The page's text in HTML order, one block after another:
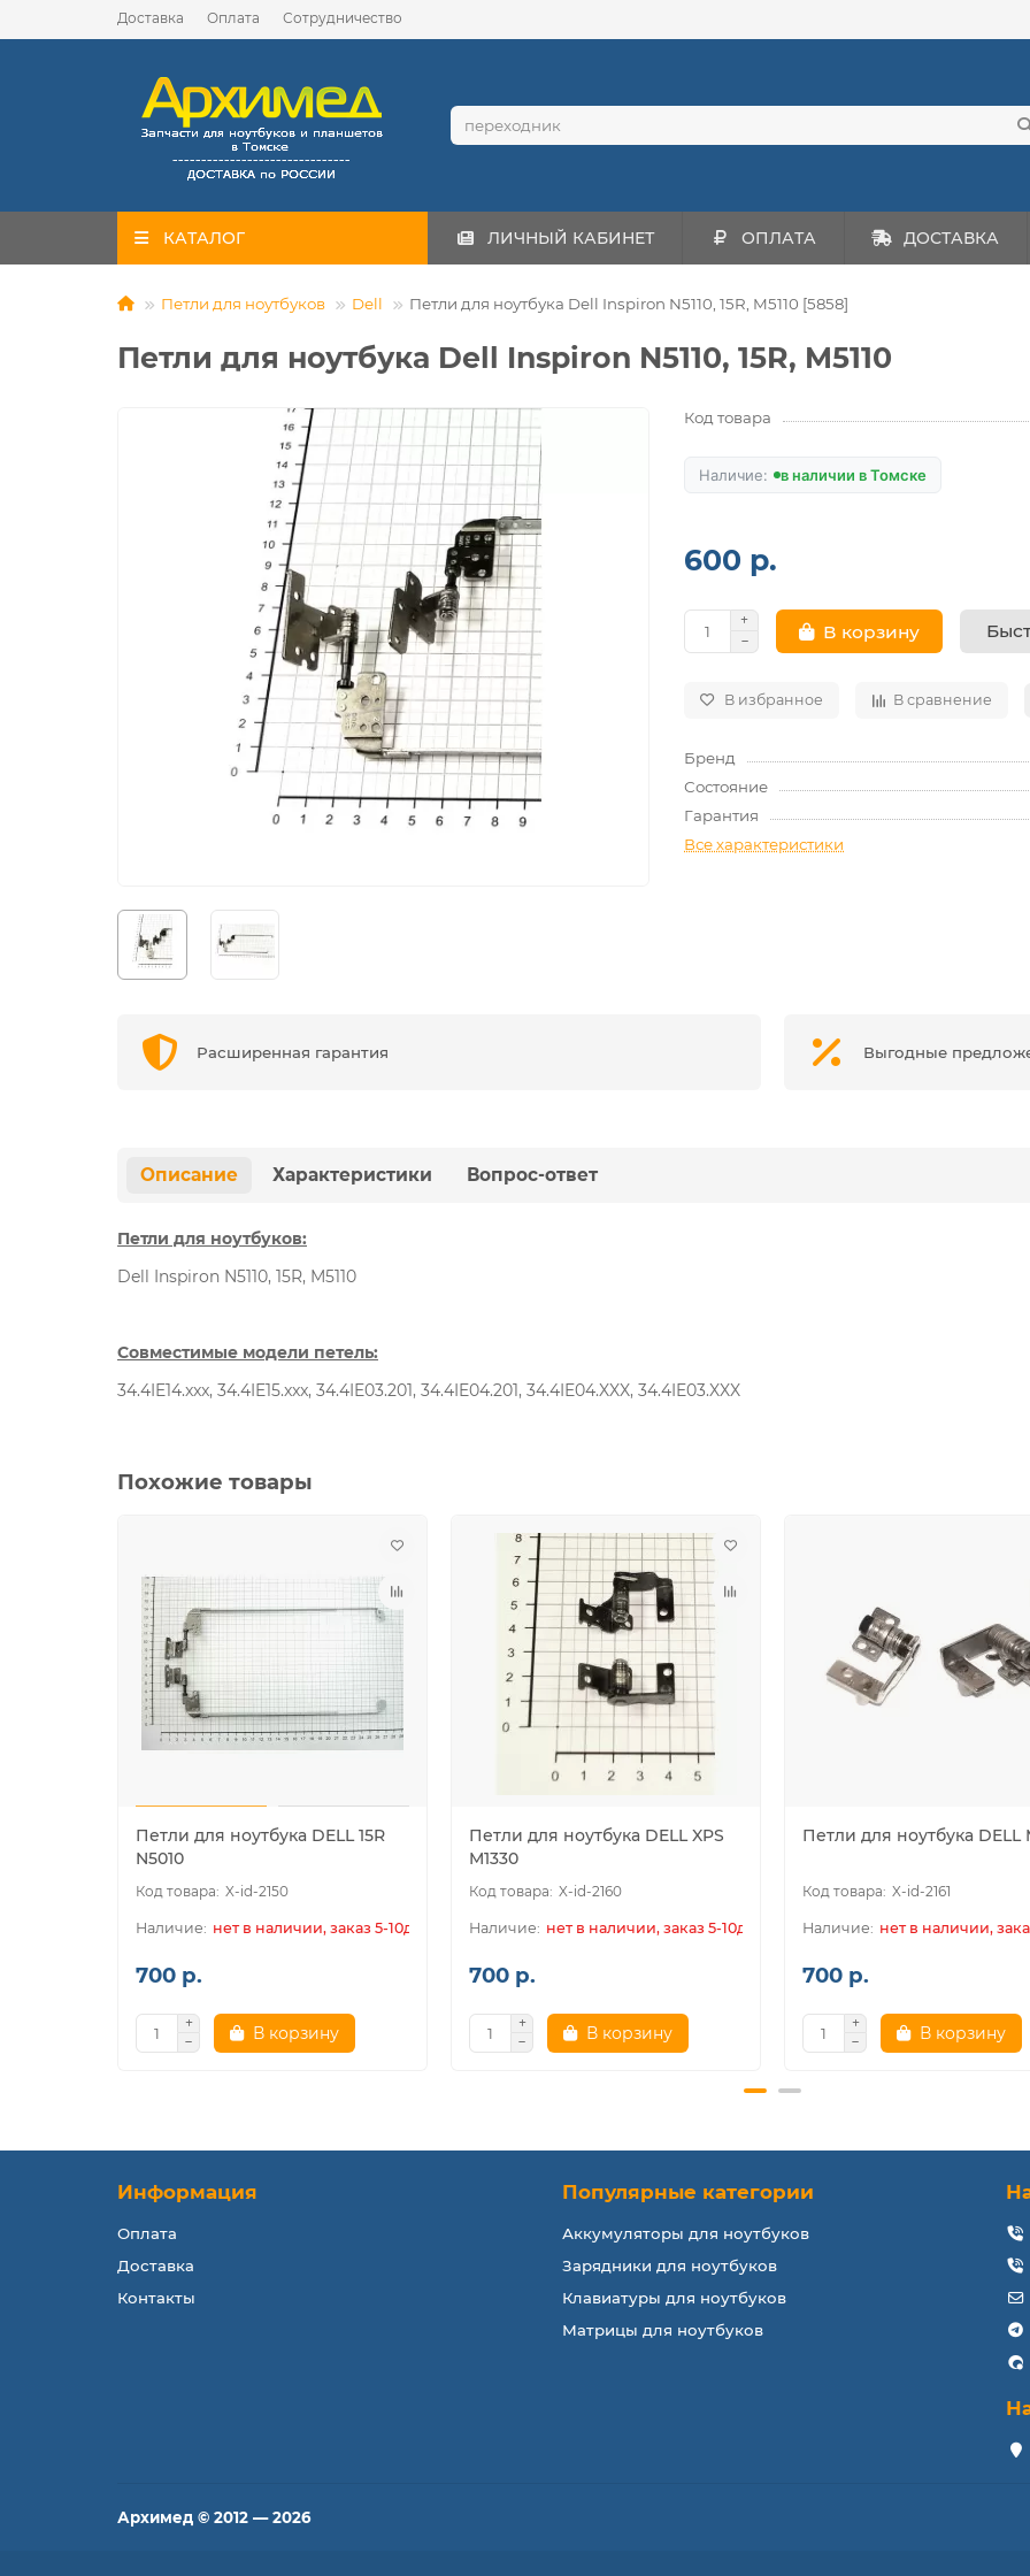
Доставка Оплата Сотрудничество
КАТАЛОГ ЛИЧНЫЙ КАБИНЕТ ОПЛАТА ДОСТАВКА
Петли для ноутбуков Dell Петли для ноутбука Dell Inspiron N5110, 15R, M5110 [5858]
Петли для ноутбука Dell Inspiron N5110, 15R, M5110
Код товара
в наличии в Томске
600 р.
В корзину
В избранное В сравнение
Бренд
Состояние
Гарантия
Все характеристики
Расширенная гарантия Выгодные
Описание Характеристики Вопрос-ответ
Петли для ноутбуков:
Dell Inspiron N5110, 15R, M5110
Совместимые модели петель:
34.4IE14.xxx, 34.4IE15.xxx, 34.4IE03.201, 34.4IE04.201, 34.4IE04.XXX, 34.4IE03.XXX
Похожие товары
Петли для ноутбука DELL 15R
N5010
X-id-2150
нет в наличии, заказ 5-10дн.
700 р.
В корзину
Петли для ноутбука DELL XPS
M1330
X-id-2160
нет в наличии, заказ 5-10дн.
700 р.
В корзину
Петли для ноутбука DELL
X-id-2161
нет в наличии,
700 р.
В корзину
Информация
Оплата
Доставка
Контакты
Популярные категории
Аккумуляторы для ноутбуков
Зарядники для ноутбуков
Клавиатуры для ноутбуков
Матрицы для ноутбуков
Архимед © 2012 — 2026